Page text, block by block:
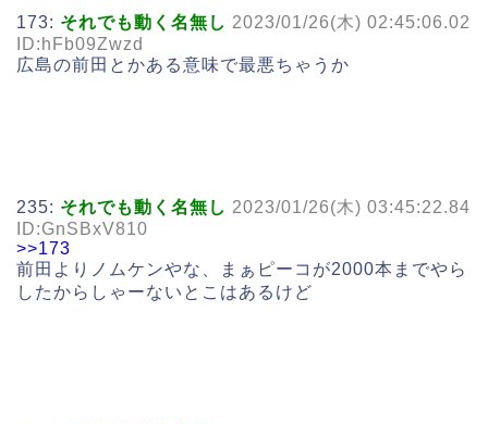
173: それでも動く名無し 2023/01/26(木) 02:45:06.02
ID:hFb09Zwzd
広島の前田とかある意味で最悪ちゃうか
235: それでも動く名無し 2023/01/26(木) 03:45:22.84
ID:GnSBxV810
>>173
前田よりノムケンやな、まぁピーコが2000本までやら
したからしゃーないとこはあるけど